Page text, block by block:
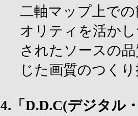
二軸マップ上で
オリティを活か
されたソースの
じた画質のつく
4.「D.D.C(デジタル